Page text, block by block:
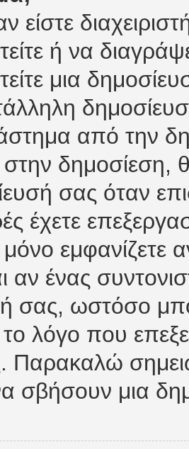
είστε
ή να
μια
από την
δημοσίεση,
σας όταν
έχετε
εμφανίζετε
αν ένας
σας, ωστόσο
το λόγο που
Παρακαλώ
σβήσουν μια